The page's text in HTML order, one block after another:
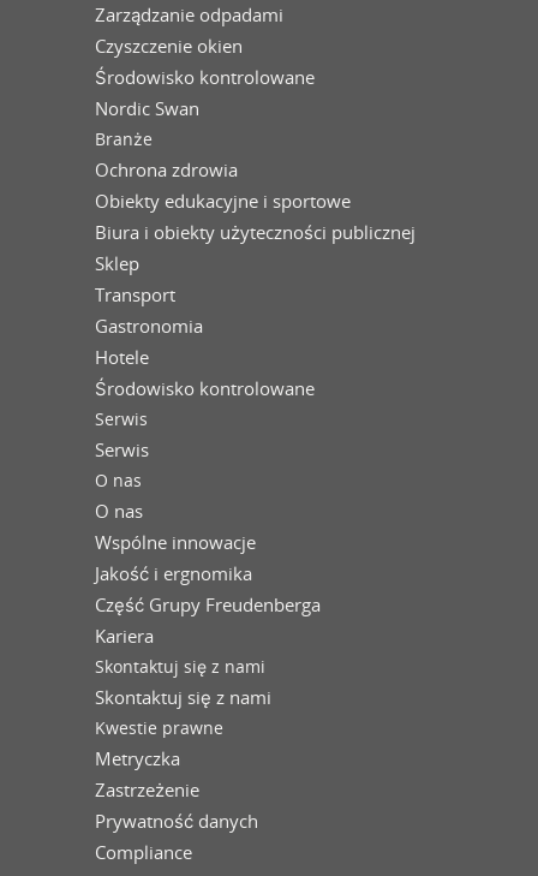
Zarządzanie odpadami
Czyszczenie okien
Środowisko kontrolowane
Nordic Swan
Branże
Ochrona zdrowia
Obiekty edukacyjne i sportowe
Biura i obiekty użyteczności publicznej
Sklep
Transport
Gastronomia
Hotele
Środowisko kontrolowane
Serwis
Serwis
O nas
O nas
Wspólne innowacje
Jakość i ergnomika
Część Grupy Freudenberga
Kariera
Skontaktuj się z nami
Skontaktuj się z nami
Kwestie prawne
Metryczka
Zastrzeżenie
Prywatność danych
Compliance